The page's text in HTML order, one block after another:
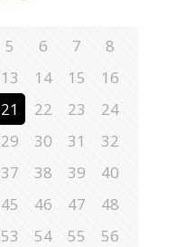
5 6 7
8
13 14 15
16
21 22 23
24
29 30 31
32
37 38 39
40
45 46 47
48
53 54 55
56